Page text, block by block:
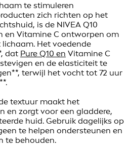
te stimuleren
zich richten op het
is de NIVEA Q10
en Vitamine C ontworpen om
Het voedende
dat Pure Q10 en Vitamine C
en de elasticiteit te
terwijl het vocht tot 72 uur
textuur maakt het
en zorgt voor een gladdere,
huid. Gebruik dagelijks op
te helpen ondersteunen en
te behouden.